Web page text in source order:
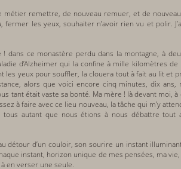
remettre, de nouveau remuer, et de
les yeux, souhaiter n’avoir rien vu et polir.
dans ce monastère perdu dans la montagne, à
d’Alzheimer qui la confine à mille kilomètres
yeux pour souffler, la clouera tout à fait au lit et
alors que voici encore cinq minutes, dix
tant était vaste sa bonté. Ma mère ! là devant moi,
à faire avec ce lieu nouveau, la tâche qui m’y
autant que nous étions à nous débattre tout
d’un couloir, son sourire un instant
instant, horizon unique de mes pensées, ma
en verser une seule.